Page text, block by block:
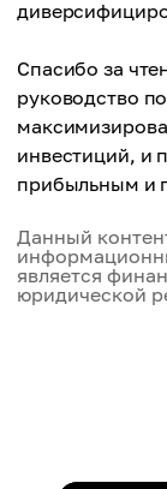
Спасибо за
руководство
инвестиций, и
прибыльным и
Данный
является
юридической